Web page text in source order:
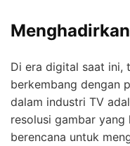
Di era digital saat ini,
berkembang dengan
dalam industri TV
resolusi gambar yang
berencana untuk